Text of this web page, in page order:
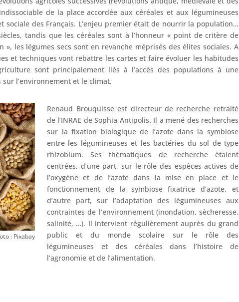
de la place accordée aux céréales et aux légumineuses
sociale des Français. L’enjeu premier était de nourrir la population…
tandis que les céréales sont à l’honneur « point de critère de
les légumes secs sont en revanche méprisés des élites sociales. A
et techniques vont rebattre les cartes et faire évoluer les habitudes
sont principalement liés à l’accès des populations à une
l’environnement et le climat.
: Pixabay
Renaud Brouquisse est directeur de recherche retraité
de l’INRAE de Sophia Antipolis. Il a mené des recherches
sur la fixation biologique de l’azote dans la symbiose
entre les légumineuses et les bactéries du sol de type
rhizobium. Ses thématiques de recherche étaient
centrées, d’une part, sur le rôle des espèces actives de
l’oxygène et de l’azote dans la mise en place et le
fonctionnement de la symbiose fixatrice d’azote, et
d’autre part, sur l’adaptation des légumineuses aux
contraintes de l’environnement (inondation, sècheresse,
salinité, …). Il intervient régulièrement auprès du grand
public et du monde scolaire sur le rôle des
légumineuses et des céréales dans l’histoire de
l’agronomie et de l’alimentation.